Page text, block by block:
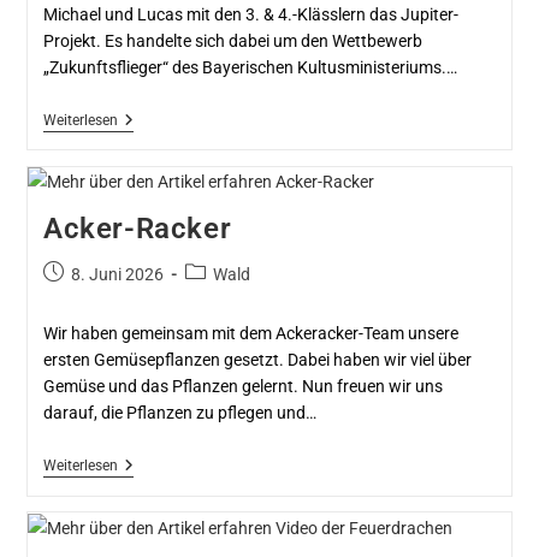
Michael und Lucas mit den 3. & 4.-Klässlern das Jupiter-
Projekt. Es handelte sich dabei um den Wettbewerb
„Zukunftsflieger“ des Bayerischen Kultusministeriums.…
Weiterlesen
Acker-Racker
8. Juni 2026 Wald
Wir haben gemeinsam mit dem Ackeracker-Team unsere
ersten Gemüsepflanzen gesetzt. Dabei haben wir viel über
Gemüse und das Pflanzen gelernt. Nun freuen wir uns
darauf, die Pflanzen zu pflegen und…
Weiterlesen